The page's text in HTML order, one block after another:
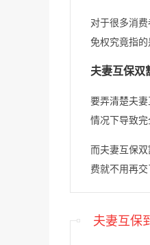
对于很多消
免权究竟指的
夫妻互保双
要弄清楚夫
情况下导致
而夫妻互保
费就不用再交
夫妻互保